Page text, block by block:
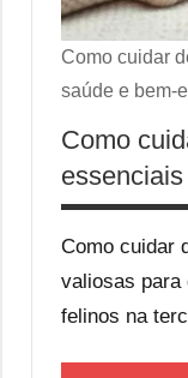
Como cuidar
saúde e bem-
Como
Como cuidar
valiosas para
felinos na